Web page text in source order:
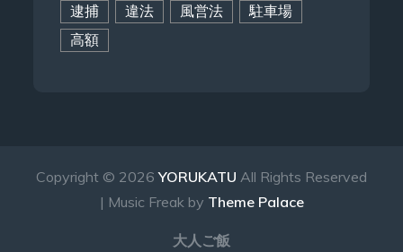
逮捕
違法 風営法
駐車場
高額
Copyright © 2026YORUKATU All Rights Reserved
| Music Freak by Theme Palace
大人ご飯